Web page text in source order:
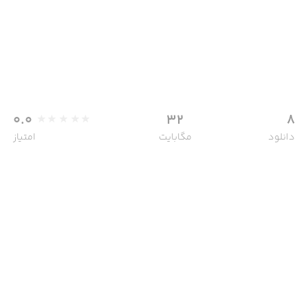
8
دانلود
32
مگابایت
0.0
امتیاز